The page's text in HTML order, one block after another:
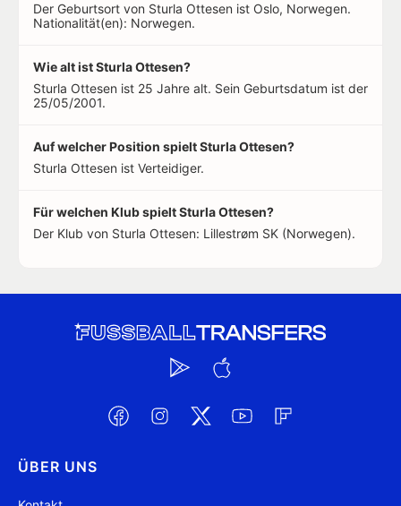
Der Geburtsort von Sturla Ottesen ist Oslo, Norwegen.
Nationalität(en): Norwegen.
Wie alt ist Sturla Ottesen?
Sturla Ottesen ist 25 Jahre alt. Sein Geburtsdatum ist der
25/05/2001.
Auf welcher Position spielt Sturla Ottesen?
Sturla Ottesen ist Verteidiger.
Für welchen Klub spielt Sturla Ottesen?
Der Klub von Sturla Ottesen: Lillestrøm SK (Norwegen).
ÜBER UNS